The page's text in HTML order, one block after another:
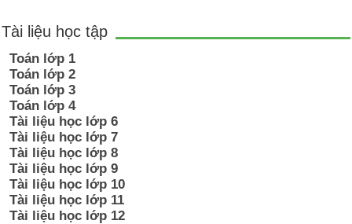
Tài liệu học tập
Toán lớp 1
Toán lớp 2
Toán lớp 3
Toán lớp 4
Tài liệu học lớp 6
Tài liệu học lớp 7
Tài liệu học lớp 8
Tài liệu học lớp 9
Tài liệu học lớp 10
Tài liệu học lớp 11
Tài liệu học lớp 12